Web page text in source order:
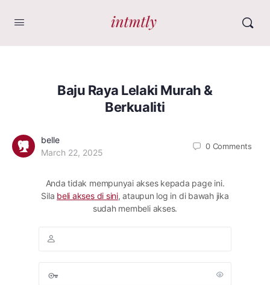
Baju Raya Lelaki Murah &
Berkualiti
belle
March 22, 2025
0 Comments
Anda tidak mempunyai akses kepada page ini.
Sila beli akses di sini, ataupun log in di bawah jika
sudah membeli akses.